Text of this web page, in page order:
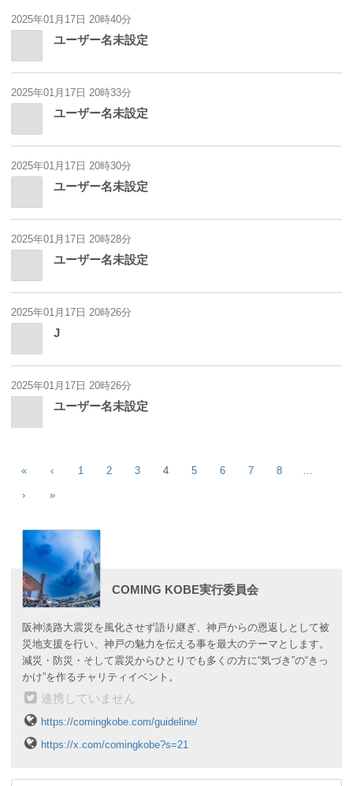
2025年01月17日 20時40分
ユーザー名未設定
2025年01月17日 20時33分
ユーザー名未設定
2025年01月17日 20時30分
ユーザー名未設定
2025年01月17日 20時28分
ユーザー名未設定
2025年01月17日 20時26分
J
2025年01月17日 20時26分
ユーザー名未設定
« ‹ 1 2 3 4 5 6 7 8 …
› »
COMING KOBE実行委員会
阪神淡路大震災を風化させず語り継ぎ、神戸からの恩返しとして被
災地支援を行い、神戸の魅力を伝える事を最大のテーマとします。
減災・防災・そして震災からひとりでも多くの方に“気づき”の“きっ
かけ”を作るチャリティイベント。
連携していません
https://comingkobe.com/guideline/
https://x.com/comingkobe?s=21